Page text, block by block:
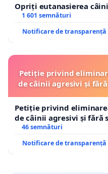
Opriți eutanasierea
1 601 semnături
Notificare de transparență
Petiție privind
de câinii agresivi și
Petiție privind
de câinii agresivi și fără
46 semnături
Notificare de transparență